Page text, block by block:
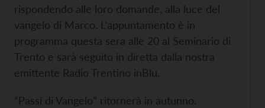
rispondendo alle loro domande, alla luce del
vangelo di Marco. L’appuntamento è in
programma questa sera alle 20 al Seminario di
Trento e sarà seguito in diretta dalla nostra
emittente Radio Trentino inBlu.
“Passi di Vangelo” ritornerà in autunno.